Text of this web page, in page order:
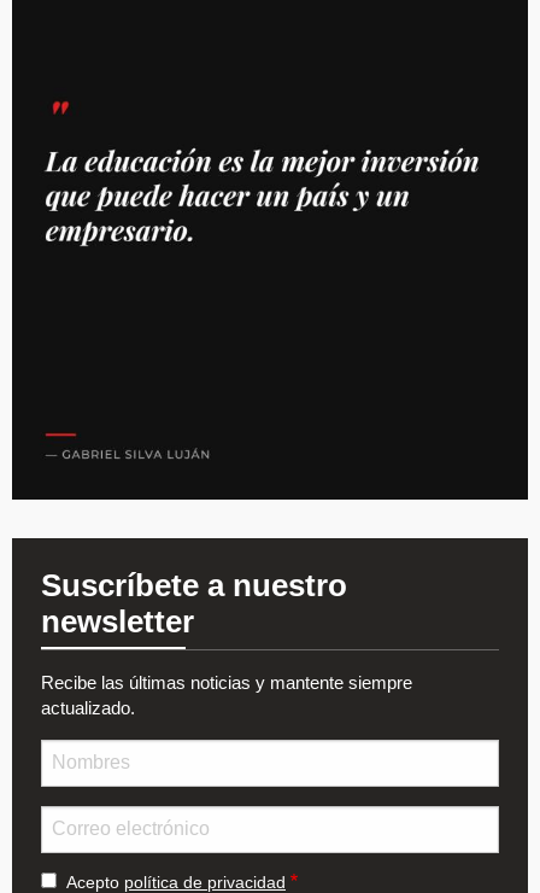
Suscríbete a nuestro
newsletter
Recibe las últimas noticias y mantente siempre
actualizado.
Acepto política de privacidad